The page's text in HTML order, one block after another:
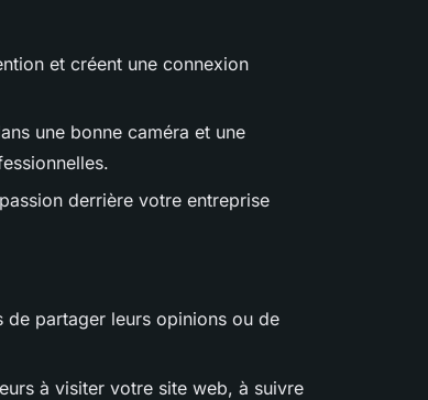
et créent une connexion
une bonne caméra et une
derrière votre entreprise
de partager leurs opinions ou de
à visiter votre site web, à suivre